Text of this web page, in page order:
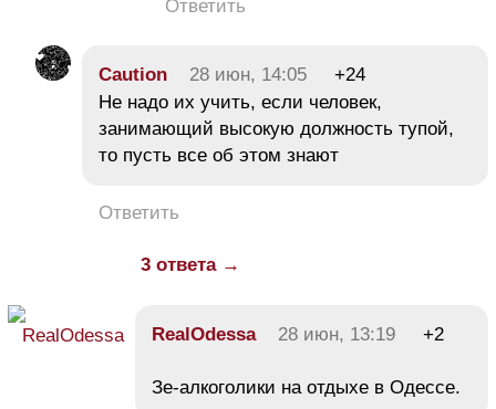
Ответить
Caution 28 июн, 14:05
+24
Не надо их учить, если человек,
занимающий высокую должность тупой,
то пусть все об этом знают
Ответить
3 ответа →
RealOdessa 28 июн, 13:19 +2
Зе-алкоголики на отдыхе в Одессе.